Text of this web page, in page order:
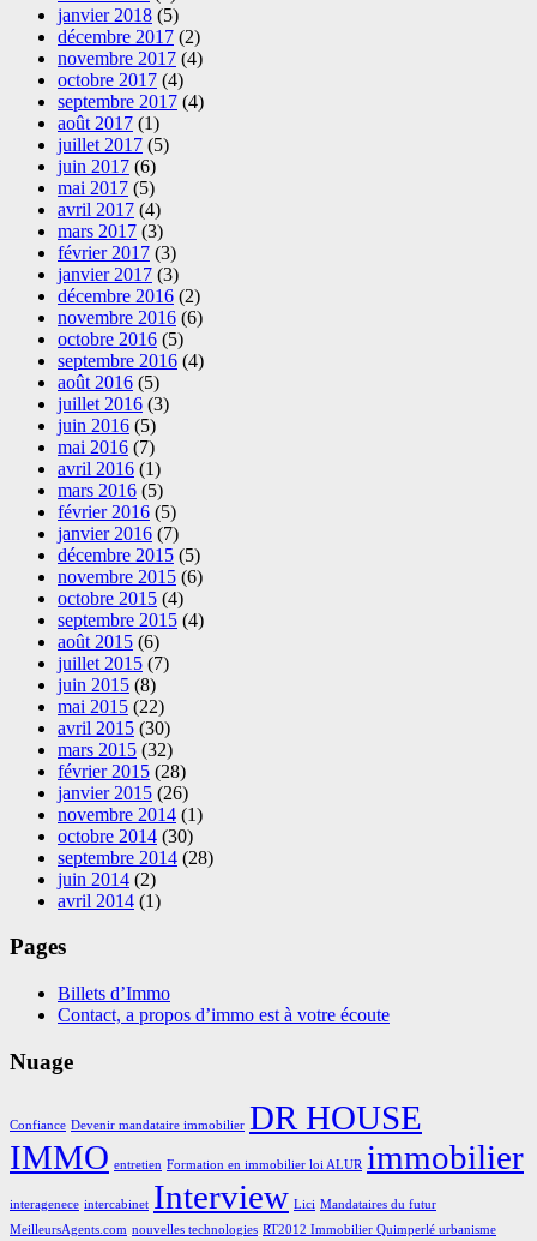
janvier 2018 (5)
décembre 2017 (2)
novembre 2017 (4)
octobre 2017 (4)
septembre 2017 (4)
août 2017 (1)
juillet 2017 (5)
juin 2017 (6)
mai 2017 (5)
avril 2017 (4)
mars 2017 (3)
février 2017 (3)
janvier 2017 (3)
décembre 2016 (2)
novembre 2016 (6)
octobre 2016 (5)
septembre 2016 (4)
août 2016 (5)
juillet 2016 (3)
juin 2016 (5)
mai 2016 (7)
avril 2016 (1)
mars 2016 (5)
février 2016 (5)
janvier 2016 (7)
décembre 2015 (5)
novembre 2015 (6)
octobre 2015 (4)
septembre 2015 (4)
août 2015 (6)
juillet 2015 (7)
juin 2015 (8)
mai 2015 (22)
avril 2015 (30)
mars 2015 (32)
février 2015 (28)
janvier 2015 (26)
novembre 2014 (1)
octobre 2014 (30)
septembre 2014 (28)
juin 2014 (2)
avril 2014 (1)
Pages
Billets d’Immo
Contact, a propos d’immo est à votre écoute
Nuage
Confiance Devenir mandataire immobilier DR HOUSE
IMMO entretien Formation en immobilier loi ALUR immobilier
interagenece intercabinet Interview Lici Mandataires du futur
MeilleursAgents.com nouvelles technologies RT2012 Immobilier Quimperlé urbanisme